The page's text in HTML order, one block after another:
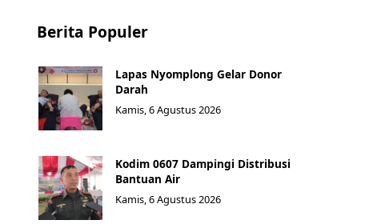
Berita Populer
Lapas Nyomplong Gelar Donor
Darah
Kamis, 6 Agustus 2026
Kodim 0607 Dampingi Distribusi
Bantuan Air
Kamis, 6 Agustus 2026